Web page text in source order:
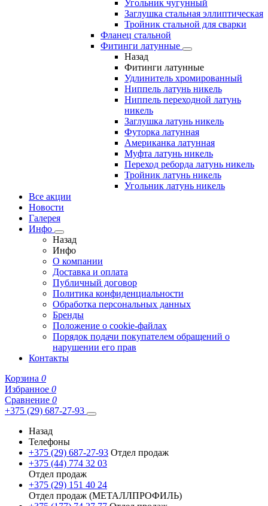
Угольник чугунный
Заглушка стальная эллиптическая
Тройник стальной для сварки
Фланец стальной
Фитинги латунные
Назад
Фитинги латунные
Удлинитель хромированный
Ниппель латунь никель
Ниппель переходной латунь
никель
Заглушка латунь никель
Футорка латунная
Американка латунная
Муфта латунь никель
Переход реборда латунь никель
Тройник латунь никель
Угольник латунь никель
Все акции
Новости
Галерея
Инфо
Назад
Инфо
О компании
Доставка и оплата
Публичный договор
Политика конфиденциальности
Обработка персональных данных
Бренды
Положение о cookie-файлах
Порядок подачи покупателем обращений о
нарушении его прав
Контакты
Корзина 0
Избранное 0
Сравнение 0
+375 (29) 687-27-93
Назад
Телефоны
+375 (29) 687-27-93 Отдел продаж
+375 (44) 774 32 03
Отдел продаж
+375 (29) 151 40 24
Отдел продаж (МЕТАЛЛПРОФИЛЬ)